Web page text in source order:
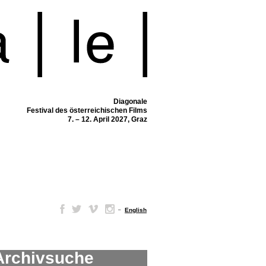
Diagonale
Festival des österreichischen Films
7. – 12. April 2027, Graz
– English